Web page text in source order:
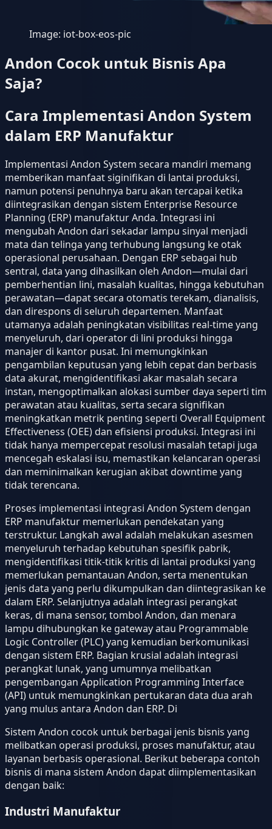
Image: iot-box-eos-pic
Andon Cocok untuk Bisnis Apa
Saja?
Cara Implementasi Andon System
dalam ERP Manufaktur
Implementasi Andon System secara mandiri memang
memberikan manfaat siginifikan di lantai produksi,
namun potensi penuhnya baru akan tercapai ketika
diintegrasikan dengan sistem Enterprise Resource
Planning (ERP) manufaktur Anda. Integrasi ini
mengubah Andon dari sekadar lampu sinyal menjadi
mata dan telinga yang terhubung langsung ke otak
operasional perusahaan. Dengan ERP sebagai hub
sentral, data yang dihasilkan oleh Andon—mulai dari
pemberhentian lini, masalah kualitas, hingga kebutuhan
perawatan—dapat secara otomatis terekam, dianalisis,
dan direspons di seluruh departemen. Manfaat
utamanya adalah peningkatan visibilitas real-time yang
menyeluruh, dari operator di lini produksi hingga
manajer di kantor pusat. Ini memungkinkan
pengambilan keputusan yang lebih cepat dan berbasis
data akurat, mengidentifikasi akar masalah secara
instan, mengoptimalkan alokasi sumber daya seperti tim
perawatan atau kualitas, serta secara signifikan
meningkatkan metrik penting seperti Overall Equipment
Effectiveness (OEE) dan efisiensi produksi. Integrasi ini
tidak hanya mempercepat resolusi masalah tetapi juga
mencegah eskalasi isu, memastikan kelancaran operasi
dan meminimalkan kerugian akibat downtime yang
tidak terencana.
Proses implementasi integrasi Andon System dengan
ERP manufaktur memerlukan pendekatan yang
terstruktur. Langkah awal adalah melakukan asesmen
menyeluruh terhadap kebutuhan spesifik pabrik,
mengidentifikasi titik-titik kritis di lantai produksi yang
memerlukan pemantauan Andon, serta menentukan
jenis data yang perlu dikumpulkan dan diintegrasikan ke
dalam ERP. Selanjutnya adalah integrasi perangkat
keras, di mana sensor, tombol Andon, dan menara
lampu dihubungkan ke gateway atau Programmable
Logic Controller (PLC) yang kemudian berkomunikasi
dengan sistem ERP. Bagian krusial adalah integrasi
perangkat lunak, yang umumnya melibatkan
pengembangan Application Programming Interface
(API) untuk memungkinkan pertukaran data dua arah
yang mulus antara Andon dan ERP. Di
Sistem Andon cocok untuk berbagai jenis bisnis yang
melibatkan operasi produksi, proses manufaktur, atau
layanan berbasis operasional. Berikut beberapa contoh
bisnis di mana sistem Andon dapat diimplementasikan
dengan baik:
Industri Manufaktur